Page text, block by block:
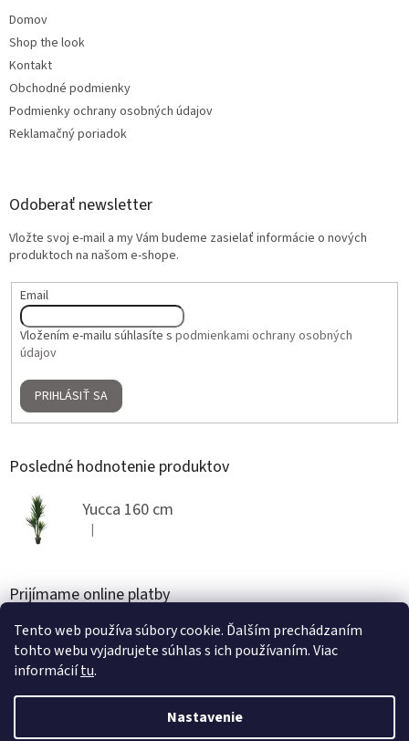
Tento web používa súbory cookie. Ďalším prechádzaním
tohto webu vyjadrujete súhlas s ich používaním. Viac
informáciítu.
Nastavenie
Domov
Shop the look
Kontakt
Obchodné podmienky
Podmienky ochrany osobných údajov
Reklamačný poriadok
Odoberať newsletter
Vložte svoj e-mail a my Vám budeme zasielať informácie o nových
produktoch na našom e-shope.
Email
Vložením e-mailu súhlasíte s podmienkami ochrany osobných
údajov
PRIHLÁSIŤ SA
Posledné hodnotenie produktov
Yucca 160 cm
Hodnotenie produktu je 5 z 5 hviezdičiek.
|
Prijímame online platby
Vytvoril Shoptet